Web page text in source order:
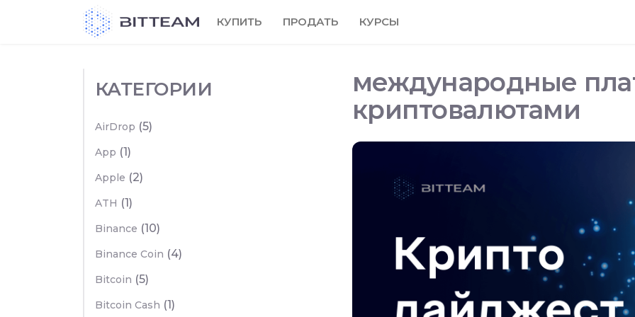
КУПИТЬ ПРОДАТЬ КУРСЫ
международные
криптовалютами
КАТЕГОРИИ
AirDrop (5)
App (1)
Apple (2)
ATH (1)
Binance (10)
Binance Coin (4)
Bitcoin (5)
Bitcoin Cash (1)